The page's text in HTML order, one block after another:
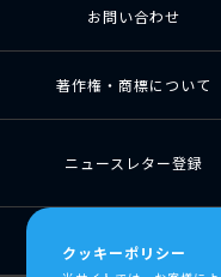
お問い合わせ
著作権・商標について
ニュースレター登録
クッキーポリシー